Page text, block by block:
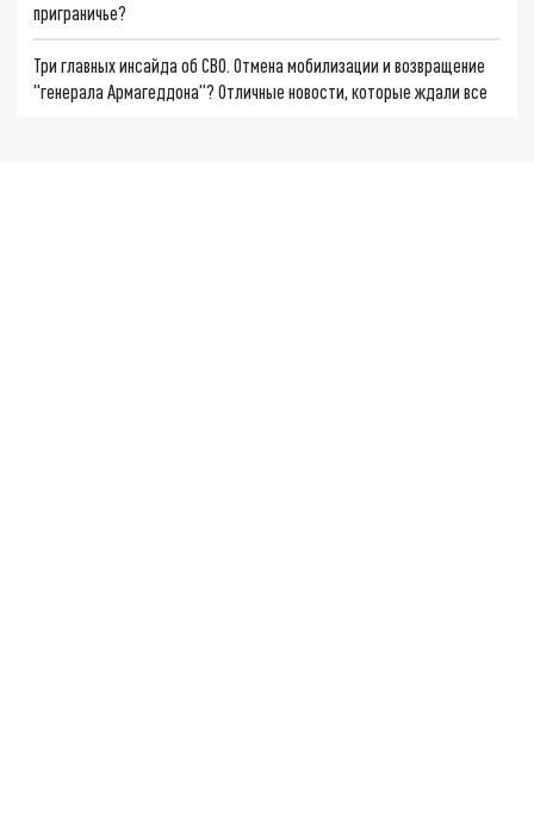
приграничье?
Три главных инсайда об СВО. Отмена мобилизации и возвращение
"генерала Армагеддона"? Отличные новости, которые ждали все